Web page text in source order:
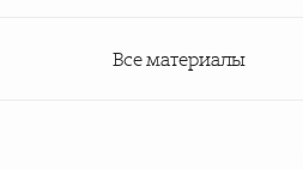
Все материалы